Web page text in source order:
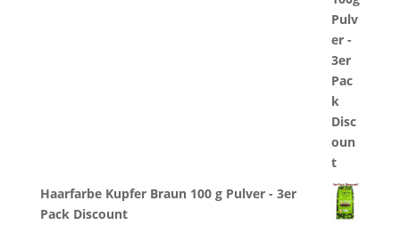
Haarfarbe Kupfer Braun 100 g Pulver - 3er
Pack Discount